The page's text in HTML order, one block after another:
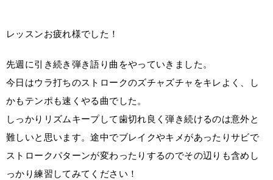
レッスンお疲れ様でした！
先週に引き続き弾き語り曲をやっていきました。
今日はウラ打ちのストロークのズチャズチャをキレよく、し
かもテンポも速くやる曲でした。
しっかりリズムキープして歯切れ良く弾き続けるのは意外と
難しいと思います。途中でブレイクやキメがあったりサビで
ストロークパターンが変わったりするのでその辺りも含めし
っかり練習してみてください！